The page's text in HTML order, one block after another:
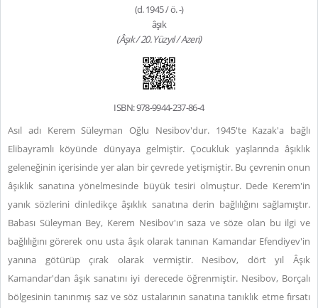
(d. 1945 / ö. -)
âşık
(Âşık / 20. Yüzyıl / Azeri)
ISBN: 978-9944-237-86-4
Asıl adı Kerem Süleyman Oğlu Nesibov'dur. 1945'te Kazak'a bağlı
Elibayramlı köyünde dünyaya gelmiştir. Çocukluk yaşlarında âşıklık
geleneğinin içerisinde yer alan bir çevrede yetişmiştir. Bu çevrenin onun
âşıklık sanatına yönelmesinde büyük tesiri olmuştur. Dede Kerem'in
yanık sözlerini dinledikçe âşıklık sanatına derin bağlılığını sağlamıştır.
Babası Süleyman Bey, Kerem Nesibov'ın saza ve söze olan bu ilgi ve
bağlılığını görerek onu usta âşık olarak tanınan Kamandar Efendiyev'in
yanına götürüp çırak olarak vermiştir. Nesibov, dört yıl Âşık
Kamandar'dan âşık sanatını iyi derecede öğrenmiştir. Nesibov, Borçalı
bölgesinin tanınmış saz ve söz ustalarının sanatına tanıklık etme fırsatı